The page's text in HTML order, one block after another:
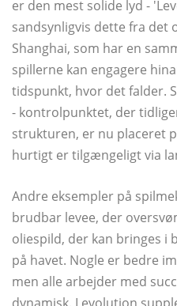
er den mest solide lyd -
sandsynligvis dette fra det
Shanghai, som har en
spillerne kan engagere
tidspunkt, hvor det falder.
- kontrolpunktet, der
strukturen, er nu placeret
hurtigt er tilgængeligt via
Andre eksempler på
brudbar levee, der
oliespild, der kan bringes i
på havet. Nogle er bedre
men alle arbejder med